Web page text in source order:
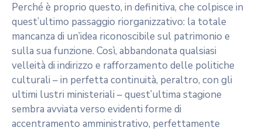
Perché è proprio questo, in definitiva, che colpisce in
quest’ultimo passaggio riorganizzativo: la totale
mancanza di un’idea riconoscibile sul patrimonio e
sulla sua funzione. Così, abbandonata qualsiasi
velleità di indirizzo e rafforzamento delle politiche
culturali – in perfetta continuità, peraltro, con gli
ultimi lustri ministeriali – quest’ultima stagione
sembra avviata verso evidenti forme di
accentramento amministrativo, perfettamente